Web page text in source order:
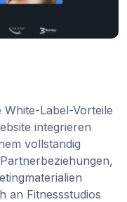
White-Label-Vorteile
integrieren
vollständig
an Fitnessstudios